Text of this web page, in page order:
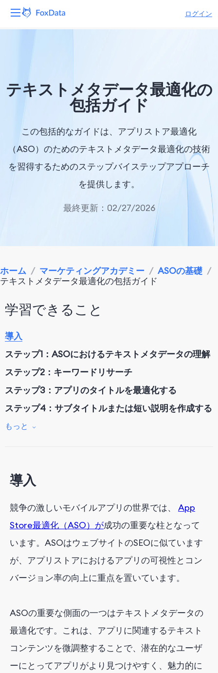
ログイン
ソリューション
会社
テキストメタデータ最適化の
包括ガイド
この包括的なガイドは、アプリストア最適化
（ASO）のためのテキストメタデータ最適化の技術
を習得するためのステップバイステップアプローチ
を提供します。
最終更新：02/27/2026
ホーム / マーケティングアカデミー / ASOの基礎 /
テキストメタデータ最適化の包括ガイド
学習できること
導入
ステップ1：ASOにおけるテキストメタデータの理解
ステップ2：キーワードリサーチ
ステップ3：アプリのタイトルを最適化する
ステップ4：サブタイトルまたは短い説明を作成する
ステップ5: キーワードフィールド（iOSのみ）
み）
ステップ8: 継続的な最適化
ステップ9: メタデータをローカライズする
ステップ10: コンプライアンスとガイドライン
結論
もっと
導入
競争の激しいモバイルアプリの世界では、 App
Store最適化（ASO）が成功の重要な柱となって
います。ASOはウェブサイトのSEOに似ています
が、アプリストアにおけるアプリの可視性とコン
バージョン率の向上に重点を置いています。
ASOの重要な側面の一つはテキストメタデータの
最適化です。これは、アプリに関連するテキスト
コンテンツを微調整することで、潜在的なユーザ
ーにとってアプリがより見つけやすく、魅力的に